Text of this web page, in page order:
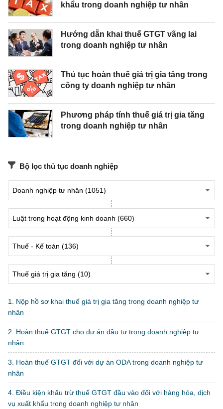
khẩu trong doanh nghiệp tư nhân
Hướng dẫn khai thuế GTGT vãng lai
trong doanh nghiệp tư nhân
Thủ tục hoàn thuế giá trị gia tăng trong
công ty doanh nghiệp tư nhân
Phương pháp tính thuế giá trị gia tăng
trong doanh nghiệp tư nhân
Bộ lọc thủ tục doanh nghiệp
1. Nộp hồ sơ khai thuế giá trị gia tăng trong doanh nghiệp tư
nhân
2. Hoàn thuế GTGT cho dự án đầu tư trong doanh nghiệp tư
nhân
3. Hoàn thuế GTGT đối với dự án ODA trong doanh nghiệp tư
nhân
4. Điều kiện khấu trừ thuế GTGT đầu vào đối với hàng hóa, dịch
vụ xuất khẩu trong doanh nghiệp tư nhân